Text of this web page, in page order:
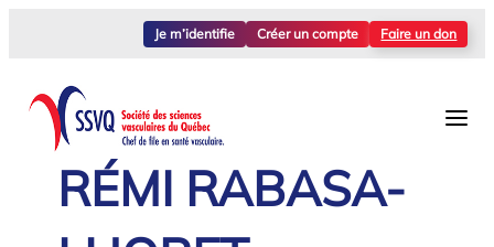
Je m’identifie Créer un compte Faire un don
RÉMI RABASA-